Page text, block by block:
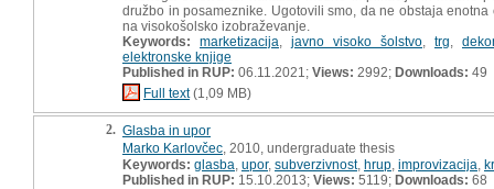
družbo in posameznike. Ugotovili smo, da ne obstaja
na visokošolsko izobraževanje.
Keywords:
marketizacija javno visoko šolstvo trg
elektronske knjige
Published in RUP: 06.11.2021; Views: 2992; Downloads: 49
Full text(1,09 MB)
2. Glasba in upor
Marko Karlovčec , 2010, undergraduate thesis
Keywords: glasba upor, subverzivnost, hrup improvizacija
Published in RUP: 15.10.2013; Views: 5119; Downloads: 68